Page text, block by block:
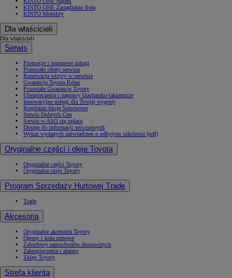
KINTO ONE Zarządzanie flotą
KINTO Mobility
Dla właścicieli
Dla właścicieli
Serwis
Promocje i sezonowe usługi
Pozostałe oferty serwisu
Rezerwacja wizyty w serwisie
Gwarancja Toyota Relax
Pozostałe Gwarancje Toyoty
Ubezpieczenia i naprawy blacharsko-lakiernicze
Innowacyjne usługi dla Twojej wygody
Bezpłatne Akcje Serwisowe
Serwis Dobrych Cen
Serwis w ASO się opłaca
Dostęp do informacji serwisowych
Wykaz wydanych zaświadczeń o odbytym szkoleniu (pdf)
Oryginalne części i oleje Toyota
Oryginalne części Toyoty
Oryginalne oleje Toyoty
Program Sprzedaży Hurtowej Trade
Trade
Akcesoria
Oryginalne akcesoria Toyoty
Opony i koła zimowe
Zabudowy samochodów dostawczych
Zabezpieczenia i alarmy
Sklep Toyoty
Strefa klienta